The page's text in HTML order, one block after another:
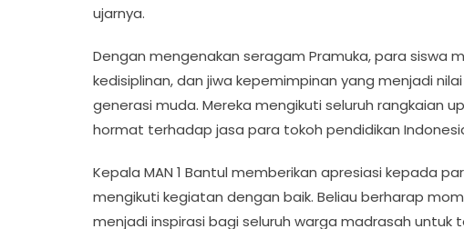
ujarnya.
Dengan mengenakan seragam Pramuka, para siswa
kedisiplinan, dan jiwa kepemimpinan yang menjadi
generasi muda. Mereka mengikuti seluruh rangkaian
hormat terhadap jasa para tokoh pendidikan
Kepala MAN 1 Bantul memberikan apresiasi kepada
mengikuti kegiatan dengan baik. Beliau berharap
menjadi inspirasi bagi seluruh warga madrasah